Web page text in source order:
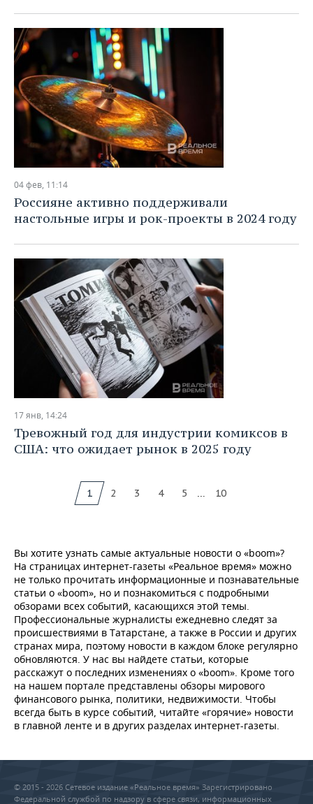
04 фев, 11:14
Россияне активно поддерживали
настольные игры и рок-проекты в 2024 году
17 янв, 14:24
Тревожный год для индустрии комиксов в
США: что ожидает рынок в 2025 году
1 2 3 4 5 ... 10
Вы хотите узнать самые актуальные новости о «boom»?
На страницах интернет-газеты «Реальное время» можно
не только прочитать информационные и познавательные
статьи о «boom», но и познакомиться с подробными
обзорами всех событий, касающихся этой темы.
Профессиональные журналисты ежедневно следят за
происшествиями в Татарстане, а также в России и других
странах мира, поэтому новости в каждом блоке регулярно
обновляются. У нас вы найдете статьи, которые
расскажут о последних изменениях о «boom». Кроме того
на нашем портале представлены обзоры мирового
финансового рынка, политики, недвижимости. Чтобы
всегда быть в курсе событий, читайте «горячие» новости
в главной ленте и в других разделах интернет-газеты.
© 2015 - 2026 Сетевое издание «Реальное время» Зарегистрировано
Федеральной службой по надзору в сфере связи, информационных